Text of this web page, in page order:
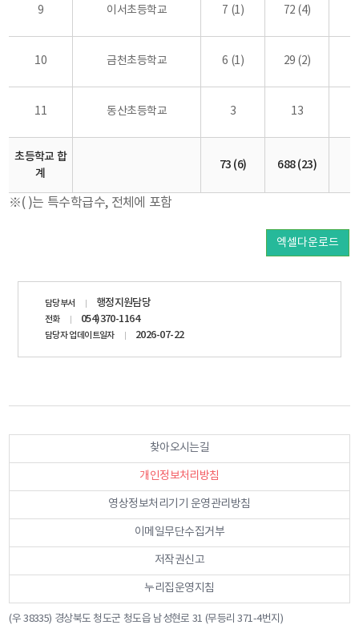
9 이서초등학교 7 (1) 72 (4)
10 금천초등학교 6 (1) 29 (2)
11 동산초등학교 3 13
초등학교 합
계
73 (6) 688 (23)
※( )는 특수학급수, 전체에 포함
엑셀다운로드
담당부서 행정지원담당
전화 054)370-1164
담당자 업데이트일자 2026-07-22
찾아오시는길
개인정보처리방침
영상정보처리기기 운영관리방침
이메일무단수집거부
저작권신고
누리집운영지침
오늘
5,437
(우 38335) 경상북도 청도군 청도읍 남성현로 31 (무등리 371-4번지)